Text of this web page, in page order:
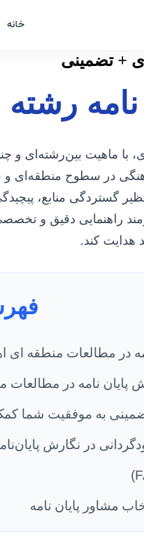
خانه
+ تضمینی
نامه
با ماهیت بین‌رشته‌ای و
در سطوح منطقه‌ای
گستردگی منابع،
راهنمایی دقیق و
هدایت کند.
در مطالعات منطقه ای
نامه در مطالعات
به موفقیت شما
در نگارش
مشاور پایان نامه